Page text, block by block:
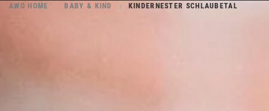
AWO HOME BABY & KIND KINDERNESTER SCHLAUBETAL